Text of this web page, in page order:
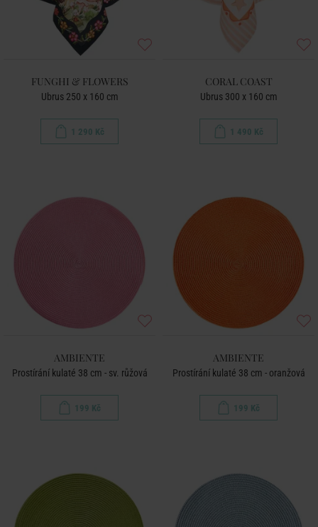
FUNGHI & FLOWERS
Ubrus 250 x 160 cm
1 290 Kč
CORAL COAST
Ubrus 300 x 160 cm
1 490 Kč
AMBIENTE
Prostírání kulaté 38 cm - sv. růžová
199 Kč
AMBIENTE
Prostírání kulaté 38 cm - oranžová
199 Kč